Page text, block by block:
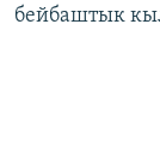
бейбаштык